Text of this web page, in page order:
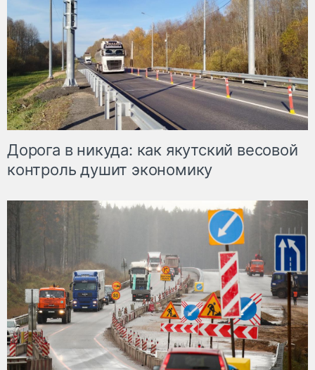
Дорога в никуда: как якутский весовой
контроль душит экономику